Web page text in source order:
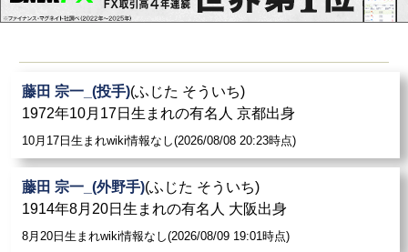
藤田 宗一_(投手)(ふじた そういち)
1972年10月17日生まれの有名人 京都出身
10月17日生まれwiki情報なし(2026/08/08 20:23時点)
藤田 宗一_(外野手)(ふじた そういち)
1914年8月20日生まれの有名人 大阪出身
8月20日生まれwiki情報なし(2026/08/09 19:01時点)